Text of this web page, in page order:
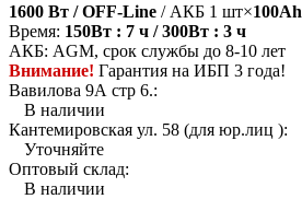
1600 Вт / OFF-Line / АКБ 1 шт×100Ah
Время: 150Вт : 7 ч / 300Вт : 3 ч
АКБ: AGM, срок службы до 8-10 лет
Внимание! Гарантия на ИБП 3 года!
Вавилова 9А стр 6.:
В наличии
Кантемировская ул. 58 (для юр.лиц ):
Уточняйте
Оптовый склад:
В наличии